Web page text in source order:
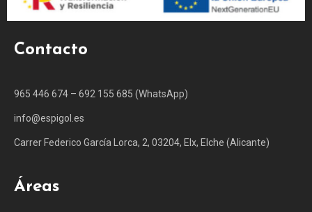
Contacto
965 446 674 – 692 155 685 (WhatsApp)
info@espigol.es
Carrer Federico García Lorca, 2, 03204, Elx, Elche (Alicante)
Áreas